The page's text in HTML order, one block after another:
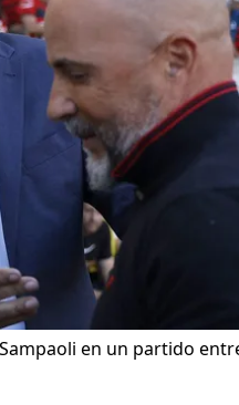
en un partido